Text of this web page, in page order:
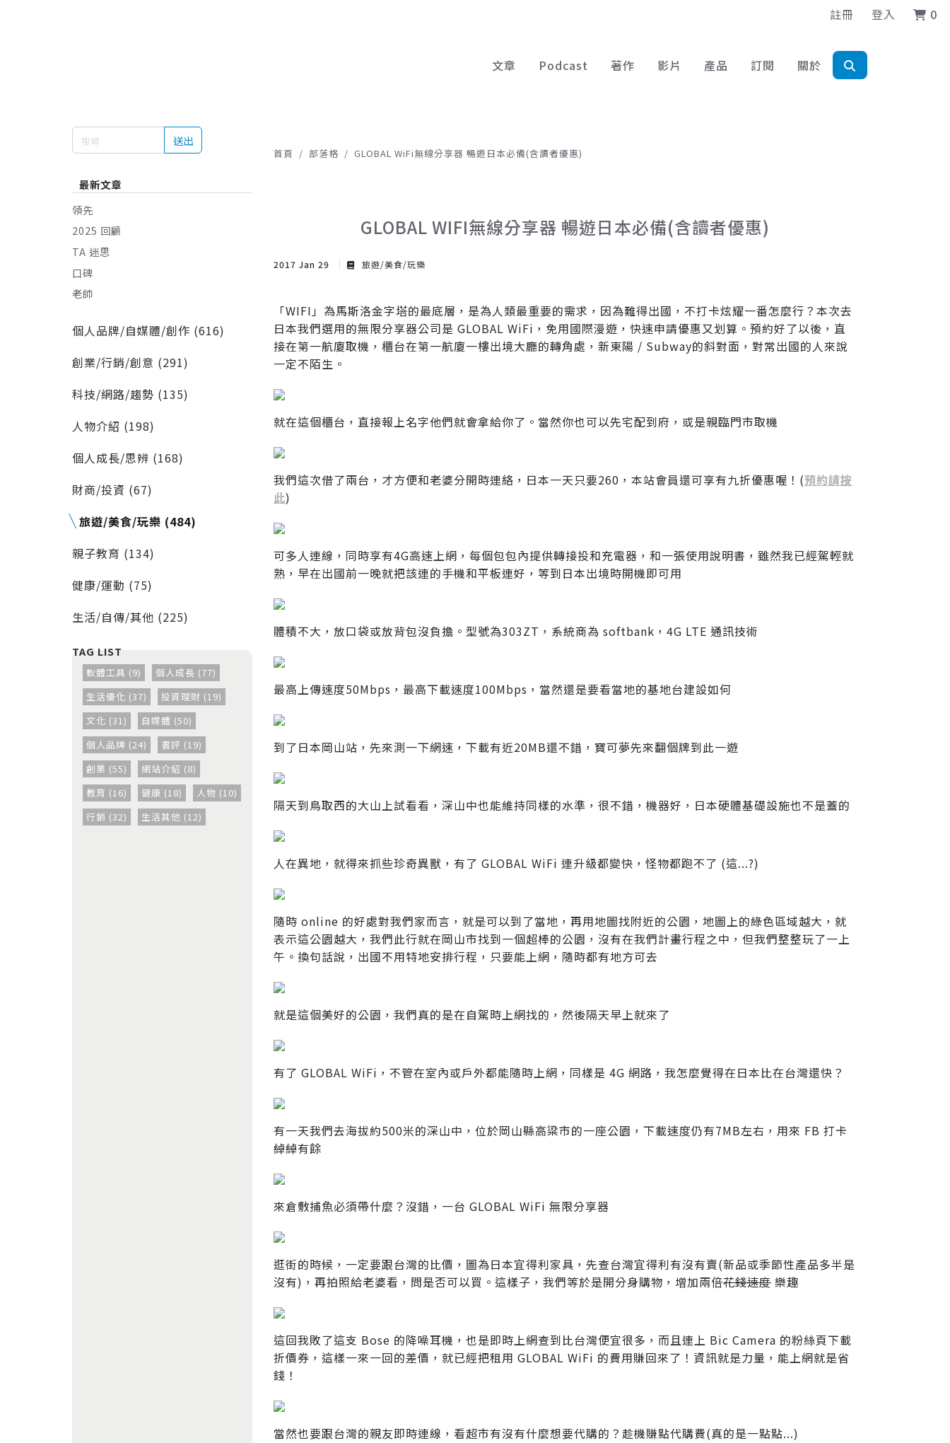
註冊 登入 0
文章 Podcast 著作 影片 產品 訂閱 關於
送出
最新文章
領先
2025 回顧
TA 迷思
口碑
老師
個人品牌/自媒體/創作 (616)
創業/行銷/創意 (291)
科技/網路/趨勢 (135)
人物介紹 (198)
個人成長/思辨 (168)
財商/投資 (67)
旅遊/美食/玩樂 (484)
親子教育 (134)
健康/運動 (75)
生活/自傳/其他 (225)
軟體工具 (9)
個人成長 (77)
生活優化 (37)
投資理財 (19)
文化 (31)
自媒體 (50)
個人品牌 (24)
書評 (19)
創業 (55)
網站介紹 (8)
教育 (16)
健康 (18)
人物 (10)
行銷 (32)
生活其他 (12)
首頁 部落格 GLOBAL WiFi無線分享器 暢遊日本必備(含讀者優惠)
GLOBAL WIFI無線分享器 暢遊日本必備(含讀者優惠)
2017 Jan 29 旅遊/美食/玩樂
「WIFI」為馬斯洛金字塔的最底層，是為人類最重要的需求，因為難得出國，不打卡炫耀一番怎麼行？本次去
日本我們選用的無限分享器公司是 GLOBAL WiFi，免用國際漫遊，快速申請優惠又划算。預約好了以後，直
接在第一航廈取機，櫃台在第一航廈一樓出境大廳的轉角處，新東陽 / Subway的斜對面，對常出國的人來說
一定不陌生。
就在這個櫃台，直接報上名字他們就會拿給你了。當然你也可以先宅配到府，或是親臨門市取機
我們這次借了兩台，才方便和老婆分開時連絡，日本一天只要260，本站會員還可享有九折優惠喔！(預約請按
此)
可多人連線，同時享有4G高速上網，每個包包內提供轉接投和充電器，和一張使用說明書，雖然我已經駕輕就
熟，早在出國前一晚就把該連的手機和平板連好，等到日本出境時開機即可用
體積不大，放口袋或放背包沒負擔。型號為303ZT，系統商為 softbank，4G LTE 通訊技術
最高上傳速度50Mbps，最高下載速度100Mbps，當然還是要看當地的基地台建設如何
到了日本岡山站，先來測一下網速，下載有近20MB還不錯，寶可夢先來翻個牌到此一遊
隔天到鳥取西的大山上試看看，深山中也能維持同樣的水準，很不錯，機器好，日本硬體基礎設施也不是蓋的
人在異地，就得來抓些珍奇異獸，有了 GLOBAL WiFi 連升級都變快，怪物都跑不了 (這...?)
隨時 online 的好處對我們家而言，就是可以到了當地，再用地圖找附近的公園，地圖上的綠色區域越大，就
表示這公園越大，我們此行就在岡山市找到一個超棒的公園，沒有在我們計畫行程之中，但我們整整玩了一上
午。換句話說，出國不用特地安排行程，只要能上網，隨時都有地方可去
就是這個美好的公園，我們真的是在自駕時上網找的，然後隔天早上就來了
有了 GLOBAL WiFi，不管在室內或戶外都能隨時上網，同樣是 4G 網路，我怎麼覺得在日本比在台灣還快？
有一天我們去海拔約500米的深山中，位於岡山縣高粱市的一座公園，下載速度仍有7MB左右，用來 FB 打卡
綽綽有餘
來倉敷捕魚必須帶什麼？沒錯，一台 GLOBAL WiFi 無限分享器
逛街的時候，一定要跟台灣的比價，圖為日本宜得利家具，先查台灣宜得利有沒有賣(新品或季節性產品多半是
沒有)，再拍照給老婆看，問是否可以買。這樣子，我們等於是開分身購物，增加兩倍花錢速度 樂趣
這回我敗了這支 Bose 的降噪耳機，也是即時上網查到比台灣便宜很多，而且連上 Bic Camera 的粉絲頁下載
折價券，這樣一來一回的差價，就已經把租用 GLOBAL WiFi 的費用賺回來了！資訊就是力量，能上網就是省
錢！
當然也要跟台灣的親友即時連線，看超市有沒有什麼想要代購的？趁機賺點代購費(真的是一點點...)